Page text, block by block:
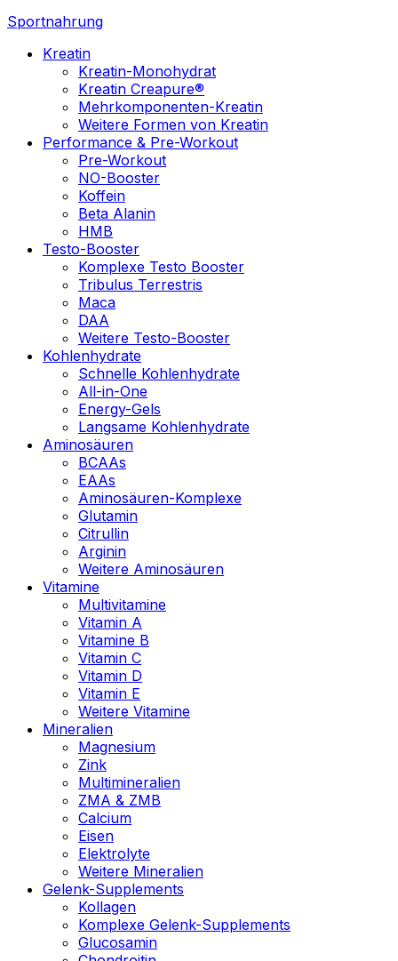
Sportnahrung
Kreatin
Kreatin-Monohydrat
Kreatin Creapure®
Mehrkomponenten-Kreatin
Weitere Formen von Kreatin
Performance & Pre-Workout
Pre-Workout
NO-Booster
Koffein
Beta Alanin
HMB
Testo-Booster
Komplexe Testo Booster
Tribulus Terrestris
Maca
DAA
Weitere Testo-Booster
Kohlenhydrate
Schnelle Kohlenhydrate
All-in-One
Energy-Gels
Langsame Kohlenhydrate
Aminosäuren
BCAAs
EAAs
Aminosäuren-Komplexe
Glutamin
Citrullin
Arginin
Weitere Aminosäuren
Vitamine
Multivitamine
Vitamin A
Vitamine B
Vitamin C
Vitamin D
Vitamin E
Weitere Vitamine
Mineralien
Magnesium
Zink
Multimineralien
ZMA & ZMB
Calcium
Eisen
Elektrolyte
Weitere Mineralien
Gelenk-Supplements
Kollagen
Komplexe Gelenk-Supplements
Glucosamin